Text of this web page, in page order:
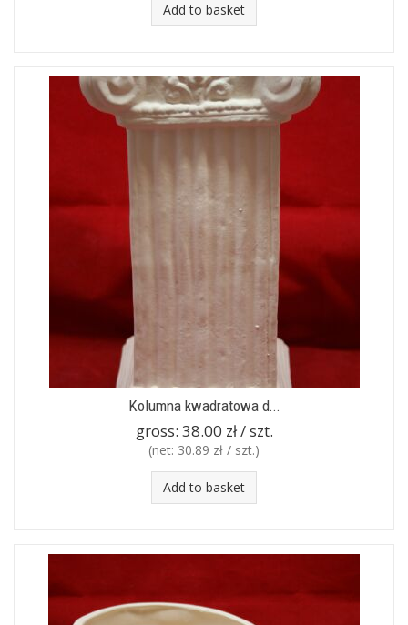
Add to basket
Kolumna kwadratowa d...
gross: 38.00 zł / szt.
(net: 30.89 zł / szt.)
Add to basket